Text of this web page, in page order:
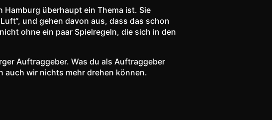
überhaupt ein Thema ist. Sie
und gehen davon aus, dass das schon
ohne ein paar Spielregeln, die sich in den
Auftraggeber. Was du als Auftraggeber
auch wir nichts mehr drehen können.